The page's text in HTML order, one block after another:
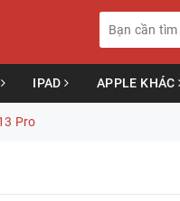
IPAD APPLE KHÁC
Pro